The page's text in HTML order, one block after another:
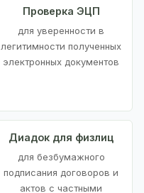
Проверка ЭЦП
для уверенности в
легитимности полученных
электронных документов
Диадок для физлиц
для безбумажного
подписания договоров и
актов с частными